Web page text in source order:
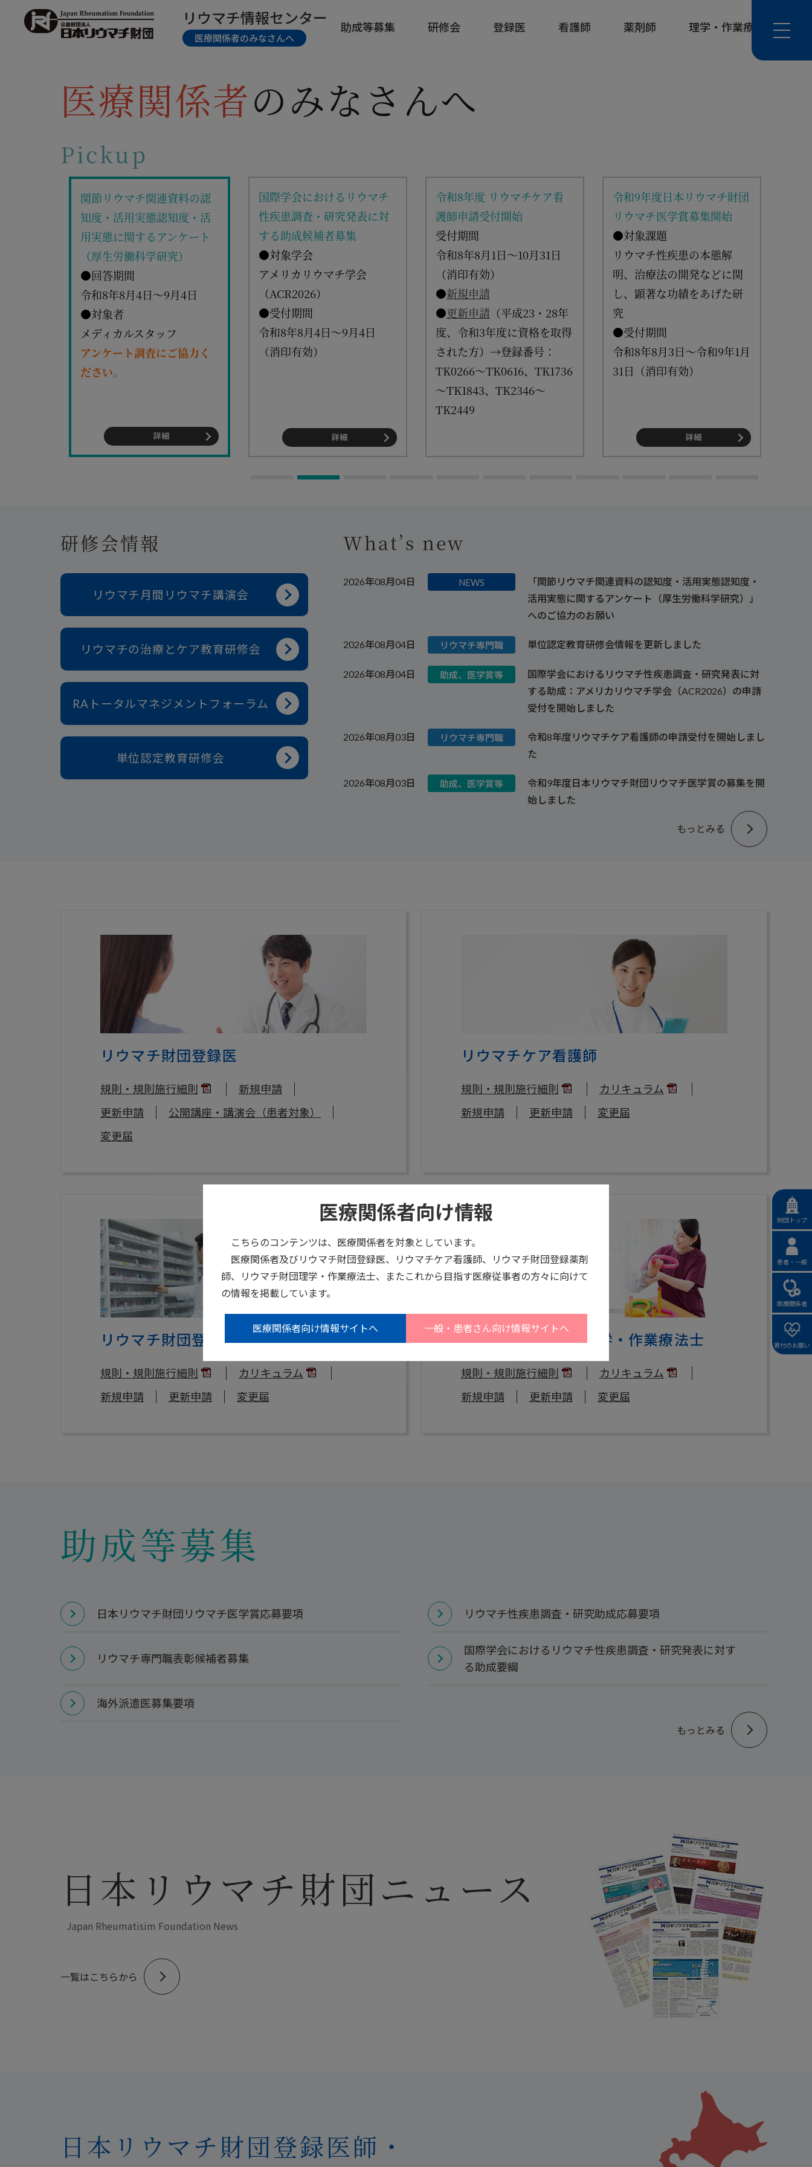
医療関係者向け情報
こちらのコンテンツは、医療関係者を対象としています。
医療関係者及びリウマチ財団登録医、リウマチケア看護師、リウマチ財団登録薬剤
師、リウマチ財団理学・作業療法士、またこれから目指す医療従事者の方々に向けて
の情報を掲載しています。
医療関係者向け情報サイトへ 一般・患者さん向け情報サイトへ
リウマチ情報センター
医療関係者のみなさんへ
助成等募集 研修会 登録医 看護師 薬剤師 理学・作業療法士
医療関係者のみなさんへ
Pickup
関節リウマチ関連資料の認
知度・活用実態認知度・活
用実態に関するアンケート
（厚生労働科学研究）
●回答期間
令和8年8月4日～9月4日
●対象者
メディカルスタッフ
アンケート調査にご協力く
ださい。
詳細
国際学会におけるリウマチ
性疾患調査・研究発表に対
する助成候補者募集
●対象学会
アメリカリウマチ学会
（ACR2026）
●受付期間
令和8年8月4日～9月4日
（消印有効）
詳細
令和8年度 リウマチケア看
護師申請受付開始
受付期間
令和8年8月1日～10月31日
（消印有効）
●新規申請
●更新申請 （平成23・28年
度、令和3年度に資格を取得
された方）→登録番号：
TK0266～TK0616、TK1736
～TK1843、TK2346～
TK2449
令和9年度日本リウマチ財団
リウマチ医学賞募集開始
●対象課題
リウマチ性疾患の本態解
明、治療法の開発などに関
し、顕著な功績をあげた研
究
●受付期間
令和8年8月3日～令和9年1月
31日（消印有効）
詳細
研修会情報
リウマチ月間リウマチ講演会
リウマチの治療とケア教育研修会
RAトータルマネジメントフォーラム
単位認定教育研修会
What’s new
2026年08月04日 NEWS
「関節リウマチ関連資料の認知度・活用実態認知度・
活用実態に関するアンケート（厚生労働科学研究）」
へのご協力のお願い
2026年08月04日 リウマチ専門職 単位認定教育研修会情報を更新しました
2026年08月04日 助成、医学賞等
国際学会におけるリウマチ性疾患調査・研究発表に対
する助成：アメリカリウマチ学会（ACR2026）の申請
受付を開始しました
2026年08月03日 リウマチ専門職
令和8年度リウマチケア看護師の申請受付を開始しまし
た
2026年08月03日 助成、医学賞等
令和9年度日本リウマチ財団リウマチ医学賞の募集を開
始しました
もっとみる
リウマチ財団登録医
規則・規則施行細則
新規申請
更新申請
公開講座・講演会（患者対象）
変更届
リウマチケア看護師
規則・規則施行細則
カリキュラム
新規申請
更新申請 変更届
リウマチ財団登録薬剤師
規則・規則施行細則
カリキュラム
新規申請
更新申請 変更届
リウマチ財団登録理学・作業療法士
規則・規則施行細則
カリキュラム
新規申請
更新申請 変更届
助成等募集
日本リウマチ財団リウマチ医学賞応募要項 リウマチ性疾患調査・研究助成応募要項
リウマチ専門職表彰候補者募集
国際学会におけるリウマチ性疾患調査・研究発表に対す
る助成要綱
海外派遣医募集要項
もっとみる
日本リウマチ財団ニュース
Japan Rheumatisim Foundation News
一覧はこちらから
日本リウマチ財団登録医師・
財団トップ
患者・一般
医療関係者
寄付のお願い